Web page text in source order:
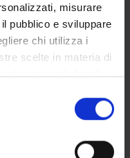
misurare
pubblico e sviluppare
chi utilizza i
scelte in materia di
proprietà digitale
in qualsiasi
o facendo clic